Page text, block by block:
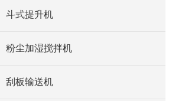
斗式提升机
粉尘加湿搅拌机
刮板输送机